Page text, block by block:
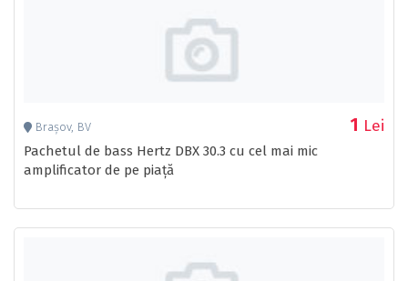
Brașov, BV 1 Lei
Pachetul de bass Hertz DBX 30.3 cu cel mai mic
amplificator de pe piață